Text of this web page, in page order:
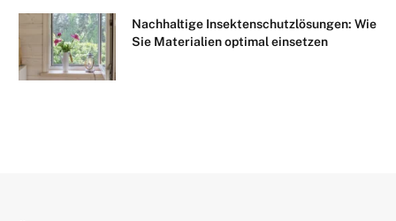
Nachhaltige Insektenschutzlösungen: Wie
Sie Materialien optimal einsetzen